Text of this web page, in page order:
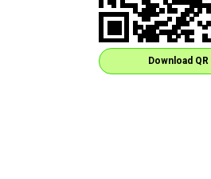
Download QR